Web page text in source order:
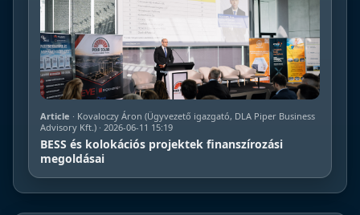
Article · Kovaloczy Áron (Ügyvezető igazgató, DLA Piper Business
Advisory Kft.) · 2026-06-11 15:19
BESS és kolokációs projektek finanszírozási
megoldásai